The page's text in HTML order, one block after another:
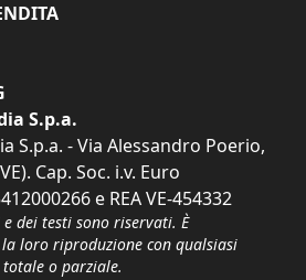
S.p.a.
S.p.a. - Via Alessandro Poerio,
Cap. Soc. i.v. Euro
e REA VE-454332
dei testi sono riservati. È
loro riproduzione con qualsiasi
o parziale.